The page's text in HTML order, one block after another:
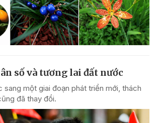
số và tương lai đất nước
sang một giai đoạn phát triển mới, thách
đã thay đổi.